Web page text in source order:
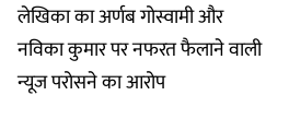
लेखिका का अर्णब गोस्वामी और
नविका कुमार पर नफरत फैलाने वाली
न्यूज परोसने का आरोप